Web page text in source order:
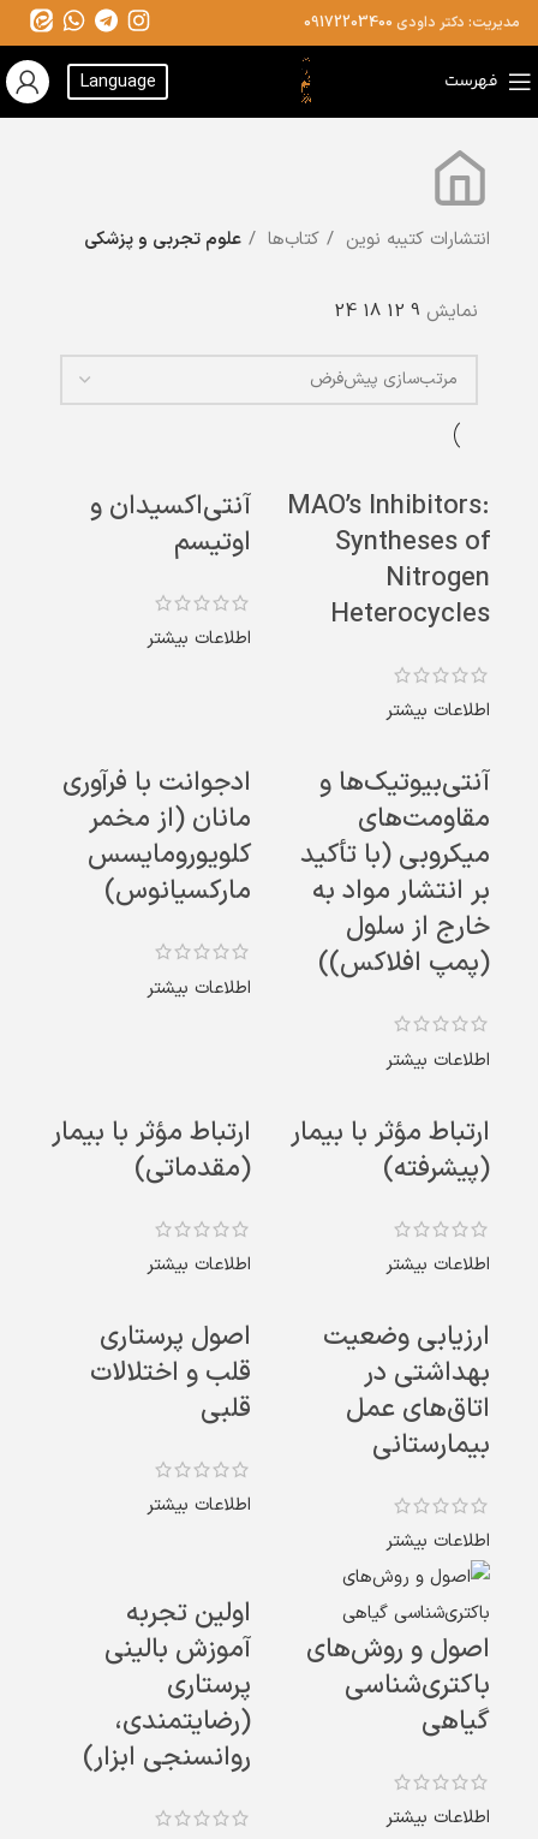
مدیریت: دکتر داودی 09172203400
فهرست Language
انتشارات کتیبه نوین کتاب‌ها علوم تجربی و پزشکی
نمایش 9
12
18
24
MAO’s Inhibitors:
Syntheses of
Nitrogen
Heterocycles
اطلاعات بیشتر
آنتی‌اکسیدان و
اوتیسم
اطلاعات بیشتر
آنتی‌بیوتیک‌ها و
مقاومت‌های
میکروبی (با تأکید
بر انتشار مواد به
خارج از سلول
(پمپ افلاکس))
اطلاعات بیشتر
ادجوانت با فرآوری
مانان (از مخمر
کلویورومایسس
مارکسیانوس)
اطلاعات بیشتر
ارتباط مؤثر با بیمار
(پیشرفته)
اطلاعات بیشتر
ارتباط مؤثر با بیمار
(مقدماتی)
اطلاعات بیشتر
ارزیابی وضعیت
بهداشتی در
اتاق‌های عمل
بیمارستانی
اطلاعات بیشتر
اصول پرستاری
قلب و اختلالات
قلبی
اطلاعات بیشتر
اصول و روش‌های
باکتری‌شناسی
گیاهی
اطلاعات بیشتر
اولین تجربه
آموزش بالینی
پرستاری
(رضایتمندی،
روانسنجی ابزار)